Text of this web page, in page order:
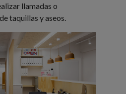
llamadas o
taquillas y aseos.